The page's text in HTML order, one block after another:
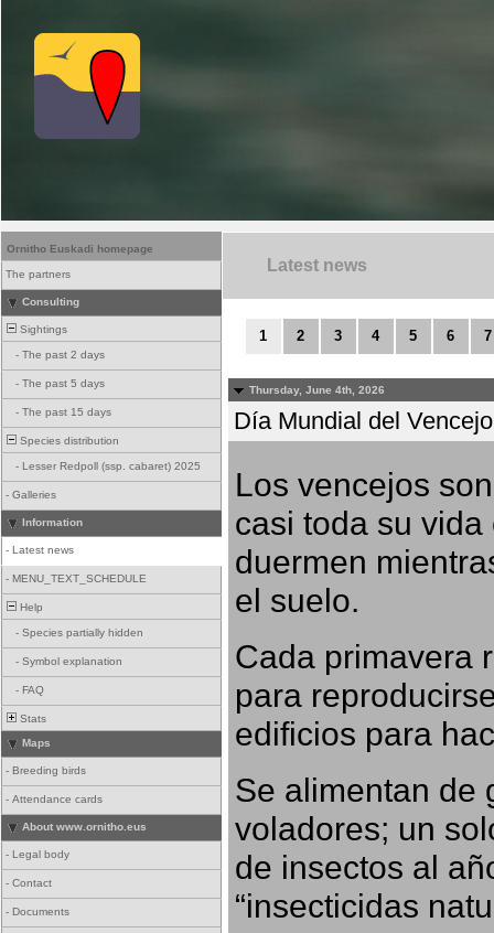
Ornitho Euskadi homepage
The partners
Consulting
Sightings
- The past 2 days
- The past 5 days
- The past 15 days
Species distribution
- Lesser Redpoll (ssp. cabaret) 2025
- Galleries
Information
- Latest news
- MENU_TEXT_SCHEDULE
Help
- Species partially hidden
- Symbol explanation
- FAQ
Stats
Maps
- Breeding birds
- Attendance cards
About www.ornitho.eus
- Legal body
- Contact
- Documents
Latest news
1 2 3 4 5 6 7
Thursday, June 4th, 2026
Día Mundial del
Los vencejos
casi toda su
duermen
el suelo.
Cada primavera
para
edificios para
Se alimentan de
voladores; un
de insectos al
“insecticidas